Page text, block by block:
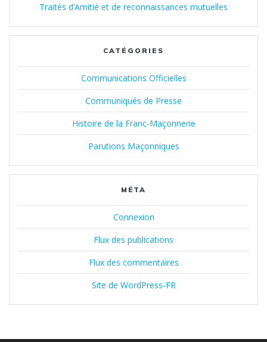
Traités d’Amitié et de reconnaissances mutuelles
CATÉGORIES
Communications Officielles
Communiqués de Presse
Histoire de la Franc-Maçonnerie
Parutions Maçonniques
MÉTA
Connexion
Flux des publications
Flux des commentaires
Site de WordPress-FR